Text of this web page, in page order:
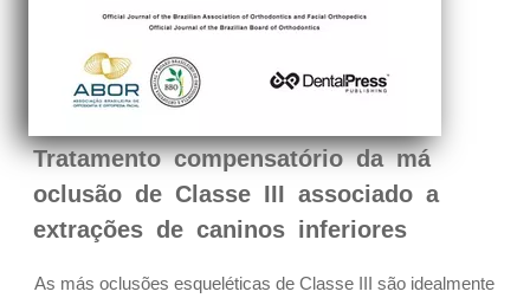
Tratamento compensatório da má
oclusão de Classe III associado a
extrações de caninos inferiores
As más oclusões esqueléticas de Classe III são idealmente